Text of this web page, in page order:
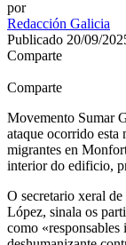
por
Redacción Galicia
Publicado 20/09/
Comparte
Comparte
Movemento Sumar
ataque ocorrido esta
migrantes en
interior do edificio,
O secretario xeral
López, sinala os
como «responsables